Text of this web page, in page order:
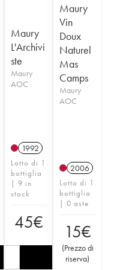
Maury
L'Archivi
ste
Maury
AOC
1992
Lotto di 1
bottiglia
| 9 in
stock
45€
Maury
Vin
Doux
Naturel
Mas
Camps
Maury
AOC
2006
Lotto di 1
bottiglia
| 0 aste
15€
(Prezzo di
riserva)